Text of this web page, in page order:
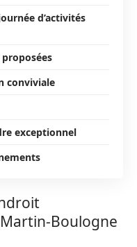
d’activités
conviviale
exceptionnel
Boulogne